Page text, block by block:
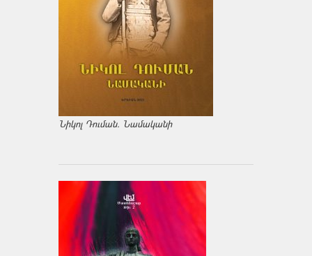
Նիկոլ Դուման. Նամականի